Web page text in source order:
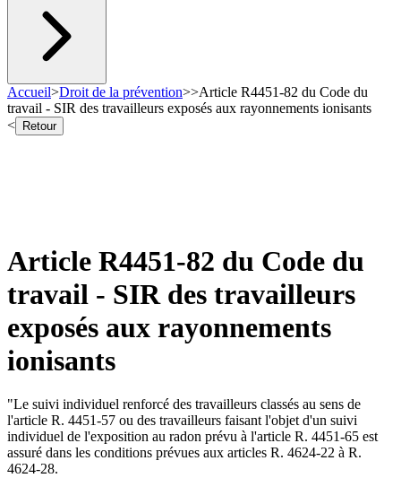
Accueil>Droit de la prévention>>Article R4451-82 du Code du
travail - SIR des travailleurs exposés aux rayonnements ionisants
<
Retour
Article R4451-82 du Code du
travail - SIR des travailleurs
exposés aux rayonnements
ionisants
"Le suivi individuel renforcé des travailleurs classés au sens de
l'article R. 4451-57 ou des travailleurs faisant l'objet d'un suivi
individuel de l'exposition au radon prévu à l'article R. 4451-65 est
assuré dans les conditions prévues aux articles R. 4624-22 à R.
4624-28.